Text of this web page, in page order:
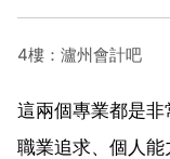
4樓：瀘州會計吧
這兩個專業都是非
職業追求、個人能